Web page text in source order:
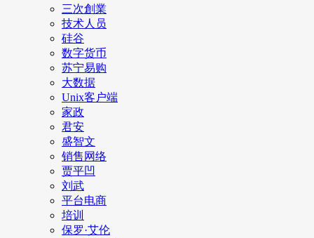
三次創業
技术人员
硅谷
数字货币
苏宁易购
大数据
Unix客户端
家政
君安
盛智文
销售网络
贾平凹
刘武
平台电商
培训
保罗·艾伦